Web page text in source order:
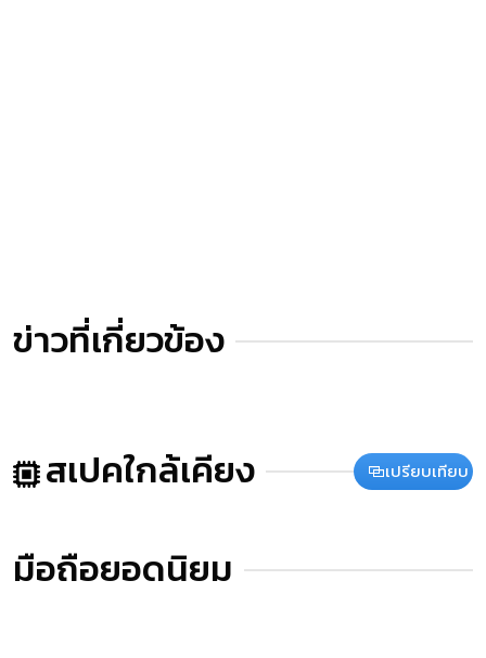
ข่าวที่เกี่ยวข้อง
สเปคใกล้เคียง เปรียบเทียบ
มือถือยอดนิยม